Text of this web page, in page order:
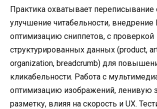
Практика охватывает переписывание
улучшение читабельности, внедрение
оптимизацию сниппетов, с проверкой
структурированных данных (product,
organization, breadcrumb) для
кликабельности. Работа с
оптимизацию изображений, ленивую
разметку, влияя на скорость и UX.